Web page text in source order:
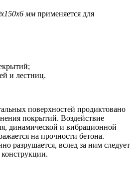
мм применяется для
и лестниц.
поверхностей продиктовано
покрытий. Воздействие
динамической и вибрационной
на прочности бетона.
разрушается, вслед за ним следует